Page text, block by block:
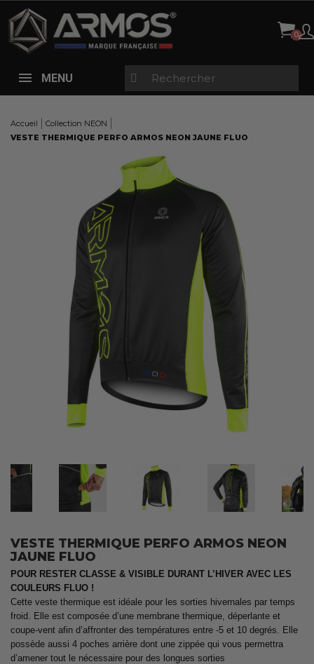
MENU
Accueil
Collection NEON
VESTE THERMIQUE PERFO ARMOS NEON JAUNE FLUO
VESTE THERMIQUE PERFO ARMOS NEON
JAUNE FLUO
POUR RESTER CLASSE & VISIBLE DURANT L’HIVER AVEC LES
COULEURS FLUO !
Cette veste thermique est idéale pour les sorties hivernales par temps
froid. Elle est composée d’une membrane thermique, déperlante et
coupe-vent afin d’affronter des températures entre -5 et 10 degrés. Elle
possède aussi 4 poches arrière dont une zippée qui vous permettra
d’amener tout le nécessaire pour des longues sorties
Panneau de gestion des cookies